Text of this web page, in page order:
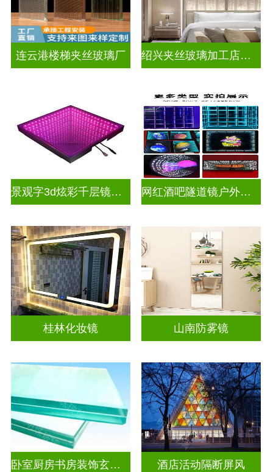
连云港楼梯夹丝玻璃厂 绍兴夹丝玻璃加工店电话
景观字3d炫彩千层镜深渊镜 网红酒吧隧道镜户外门头招牌深渊镜
桂林化妆镜 山南防雾镜
卧室厨房书房装饰玄关隔断 酒店活动隔断屏风